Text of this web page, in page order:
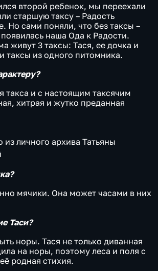
второй ребенок, мы переехали
старшую таксу – Радость
Но сами поняли, что без таксы –
наша Ода к Радости.
живут 3 таксы: Тася, ее дочка и
таксы из одного питомника.
такса и с настоящим таксячим
хитрая и жутко преданная
из личного архива Татьяны
мячики. Она может часами в них
Таси?
норы. Тася не только диванная
на норы, поэтому леса и поля с
родная стихия.